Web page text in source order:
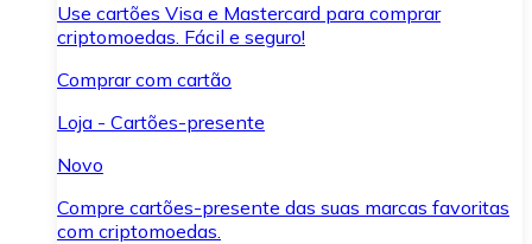
Use cartões Visa e Mastercard para comprar
criptomoedas. Fácil e seguro!
Comprar com cartão
Loja - Cartões-presente
Novo
Compre cartões-presente das suas marcas favoritas
com criptomoedas.